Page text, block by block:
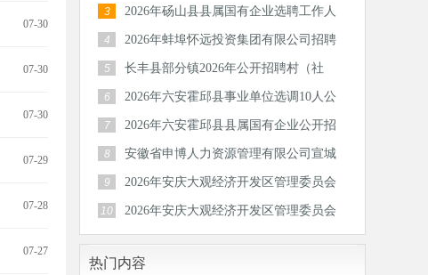
07-30
07-30
07-30
07-29
07-28
07-27
者和专职集体协商指导员公告
3
2026年砀山县县属国有企业选聘工作人
员公告
4
2026年蚌埠怀远投资集团有限公司招聘
30人公告
5
长丰县部分镇2026年公开招聘村（社
区）后备干部公告
6
2026年六安霍邱县事业单位选调10人公
告
7
2026年六安霍邱县县属国有企业公开招
聘工作人员公告
8
安徽省申博人力资源管理有限公司宣城
分公司 广德市人民法院劳务派遣服务招聘公
告
9
2026年安庆大观经济开发区管理委员会
公开招聘社区工作人员公告
10
2026年安庆大观经济开发区管理委员会
公开招聘社区工作人员公告
热门内容